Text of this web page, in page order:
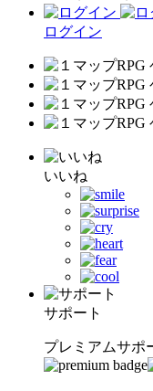
ログイン
いいね
サポート
プレミアムサポ